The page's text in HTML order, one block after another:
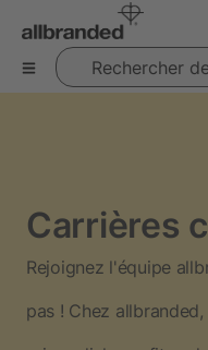
Rechercher des objets
Carrières
Rejoignez l'équipe
pas ! Chez